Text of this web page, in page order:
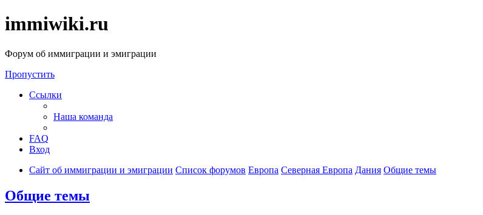
immiwiki.ru
Форум об иммиграции и эмиграции
Пропустить
Ссылки
Наша команда
FAQ
Вход
Сайт об иммиграции и эмиграции Список форумов Европа Северная Европа Дания Общие темы
Общие темы